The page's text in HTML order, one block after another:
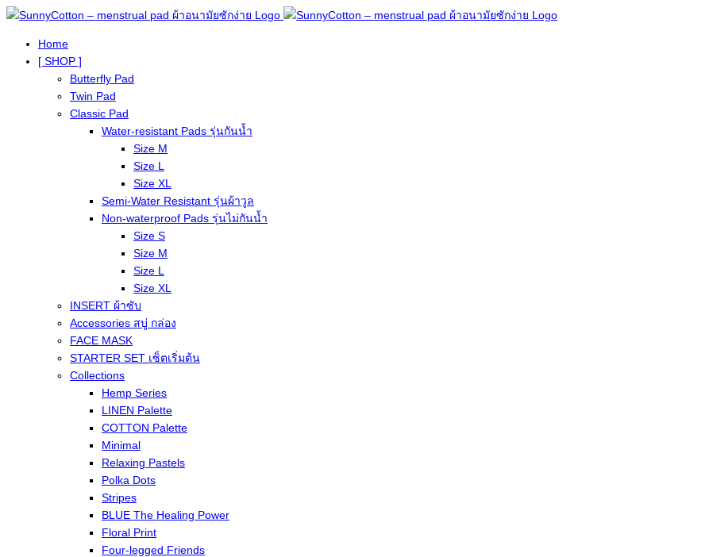
Home
[ SHOP ]
Butterfly Pad
Twin Pad
Classic Pad
Water-resistant Pads รุ่นกันน้ำ
Size M
Size L
Size XL
Semi-Water Resistant รุ่นผ้าวูล
Non-waterproof Pads รุ่นไม่กันน้ำ
Size S
Size M
Size L
Size XL
INSERT ผ้าซับ
Accessories สบู่ กล่อง
FACE MASK
STARTER SET เซ็ตเริ่มต้น
Collections
Hemp Series
LINEN Palette
COTTON Palette
Minimal
Relaxing Pastels
Polka Dots
Stripes
BLUE The Healing Power
Floral Print
Four-legged Friends